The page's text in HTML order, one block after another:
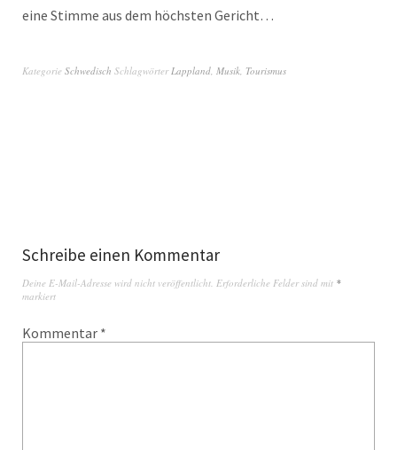
eine Stimme aus dem höchsten Gericht…
Kategorie Schwedisch Schlagwörter Lappland Musik Tourismus
Schreibe einen Kommentar
Deine E-Mail-Adresse wird nicht veröffentlicht. Erforderliche Felder sind mit *
markiert
Kommentar *